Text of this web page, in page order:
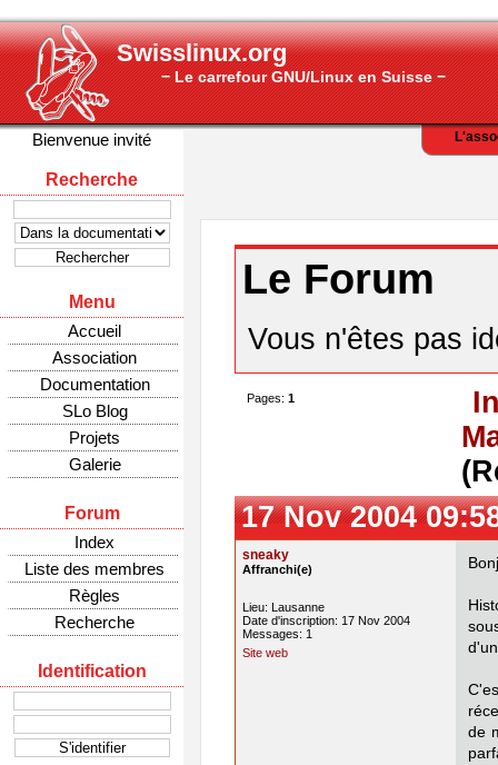
Swisslinux.org
− Le carrefour GNU/Linux en Suisse −
Bienvenue invité
Recherche
Menu
Accueil
Association
Documentation
SLo Blog
Projets
Galerie
Forum
Index
Liste des membres
Règles
Recherche
Identification
Le Forum
Vous n'êtes pas
Pages: 1
17 Nov 2004
sneaky
Affranchi(e)
Lieu: Lausanne
Date d'inscription: 17 Nov 2004
Messages: 1
Site web
de